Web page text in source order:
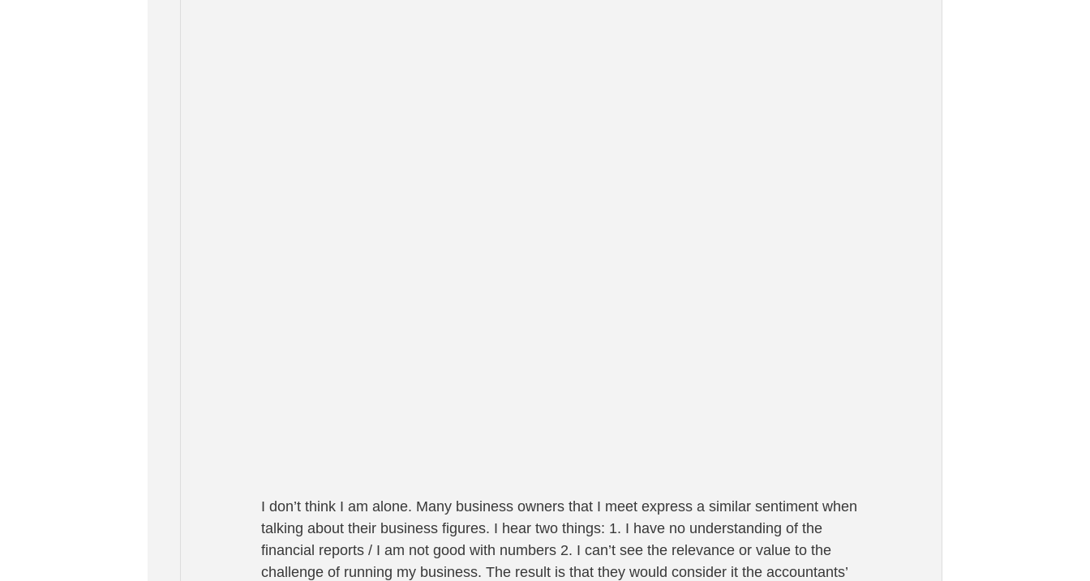
I don’t think I am alone. Many business owners that I meet express a similar sentiment when
talking about their business figures. I hear two things: 1. I have no understanding of the
financial reports / I am not good with numbers 2. I can’t see the relevance or value to the
challenge of running my business. The result is that they would consider it the accountants’